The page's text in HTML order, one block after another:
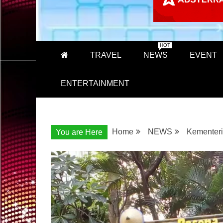
TRAVEL NEWS
HOT
EVENT
ENTERTAINMENT
You are Here Home NEWS